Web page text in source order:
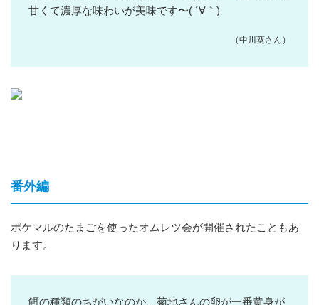
甘くて濃厚な味わいが美味です〜( ´∀｀)
（中川葵さん）
番外編
ポケマルのたまごを使ったオムレツ会が開催されたこともあ
ります。
餌の種類のちがいなのか、菊地さんの卵が一番黄身が